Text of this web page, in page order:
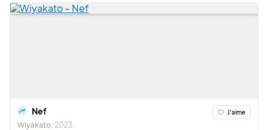
Nef
Wiyakato 2023
J'aime